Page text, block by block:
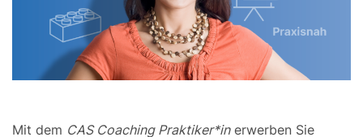
Mit dem CAS Coaching Praktiker*inerwerben Sie